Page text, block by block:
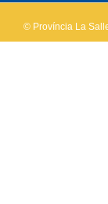
© Província La